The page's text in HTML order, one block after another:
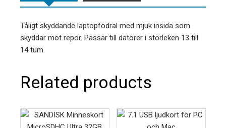
Tåligt skyddande laptopfodral med mjuk insida som
skyddar mot repor. Passar till datorer i storleken 13 till
14 tum.
Related products